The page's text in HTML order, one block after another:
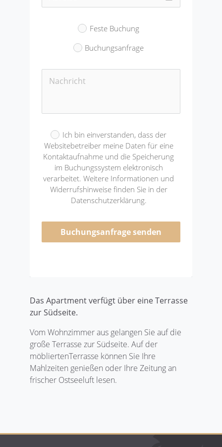
Feste Buchung
Buchungsanfrage
Ich bin einverstanden, dass der
Websitebetreiber meine Daten für eine
Kontaktaufnahme und die Speicherung
im Buchungssystem elektronisch
verarbeitet. Weitere Informationen und
Widerrufshinweise finden Sie in der
Datenschutzerklärung.
Buchungsanfrage senden
Das Apartment verfügt über eine Terrasse
zur Südseite.
Vom Wohnzimmer aus gelangen Sie auf die
große Terrasse zur Südseite. Auf der
möbliertenTerrasse können Sie Ihre
Mahlzeiten genießen oder Ihre Zeitung an
frischer Ostseeluft lesen.